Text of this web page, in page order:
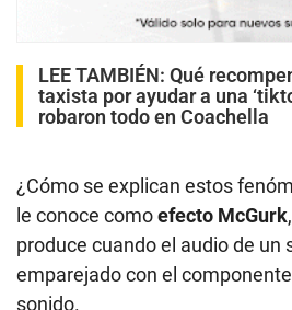
LEE TAMBIÉN: Qué
taxista por ayudar a una
robaron todo en Coachella
¿Cómo se explican estos
le conoce comoefecto McGurk
produce cuando el audio de un
emparejado con el
sonido.